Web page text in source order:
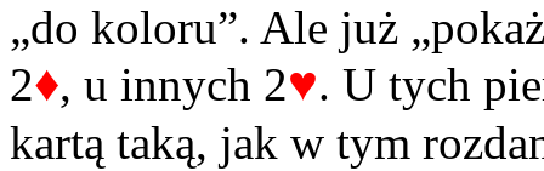
„do koloru”. Ale już
2♦, u innych 2♥. U tych
kartą taką, jak w tym